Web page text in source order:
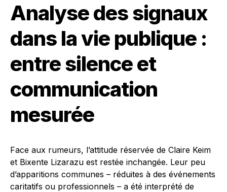
Analyse des signaux
dans la vie publique :
entre silence et
communication
mesurée
Face aux rumeurs, l’attitude réservée de Claire Keim
et Bixente Lizarazu est restée inchangée. Leur peu
d’apparitions communes – réduites à des événements
caritatifs ou professionnels – a été interprété de